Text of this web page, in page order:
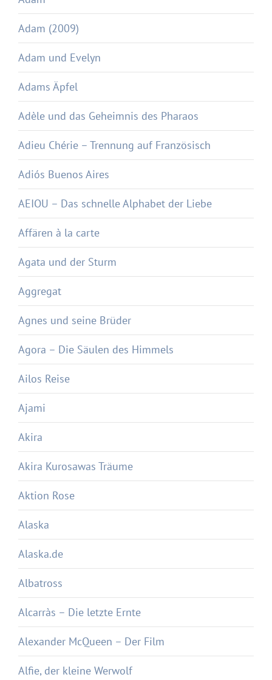
Adam (2009)
Adam und Evelyn
Adams Äpfel
Adèle und das Geheimnis des Pharaos
Adieu Chérie – Trennung auf Französisch
Adiós Buenos Aires
AEIOU – Das schnelle Alphabet der Liebe
Affären à la carte
Agata und der Sturm
Aggregat
Agnes und seine Brüder
Agora – Die Säulen des Himmels
Ailos Reise
Ajami
Akira
Akira Kurosawas Träume
Aktion Rose
Alaska
Alaska.de
Albatross
Alcarràs – Die letzte Ernte
Alexander McQueen – Der Film
Alfie, der kleine Werwolf